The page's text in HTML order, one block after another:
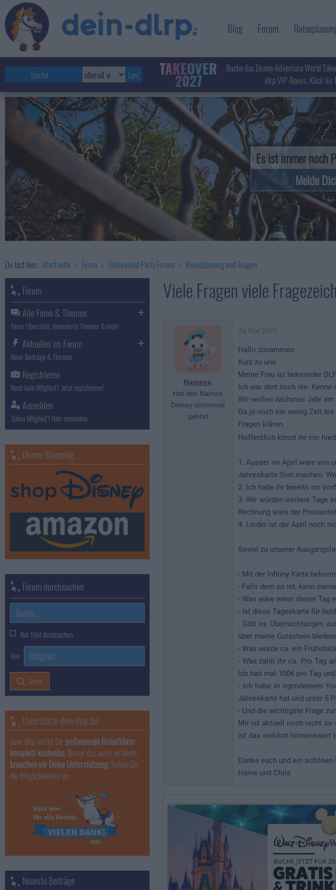
Blog Forum
TAKEOVER
2027
Buche das Disney Adventure World
dlrp VIP-Bonus. Klick' für
Es ist immer noch
Melde
Du bist hier: Startseite Foren Disneyland Paris Forum Reiseplanung und Fragen
Viele Fragen viele
Haineyo
Hat den Namen
Disney schonmal
gehört
24 Mai 2021
Hallo zusammen
Kurz zu uns:
Meine Frau ist bekennder
Ich war dort noch nie. Kenne
Wir wollen nächstes Jahr am
Da ja noch ein wenig Zeit
Fragen klären.
Hoffentlich könnt ihr mir
1. Ausser im April wäre von
Jahreskarte Sinn machen.
2. Ich habe ihr bereits im
3. Wir würden weitere Tage
Rechnung wäre der
4. Leider ist der April noch
Soviel zu unserer
- Mit der Infitiny Karte
- Falls dem so ist, kann
- Was wäre wenn dieser Tag
- Ist diese Tageskarte für
- Gibt es Übernachtungen
über meine Gutschein
- Was würde ca. ein
- Was zahlt ihr ca. Pro Tag
Ich hab mal 100€ pro Tag
- Ich habe in irgendeinem
Jahreskarte hat und unter 5
- Und die wichtigste Frage
Mir ist aktuell noch nicht so
ist das wirklich lohnenswert
Danke euch und ein schönen
Haine und Chris
Forum
Alle Foren & Themen
Foren Übersicht, abonnierte Themen & mehr
Aktuelles im Forum
Neue Beiträge & Themen
Registrieren
Noch kein Mitglied? Jetzt registrieren!
Anmelden
Schon Mitglied? Hier anmelden
Disney Shopping
Forum durchsuchen
Nur Titel durchsuchen
Von:
Suche
Unterstütze dein-dlrp.de!
dein-dlrp bietet Dirumfassende Reiseführer -
komplett kostenlos. Damit das auch so bleibt,
brauchen wir Deine Unterstützung. Schau Dir
die Möglichkeiten an:
Neueste Beiträge